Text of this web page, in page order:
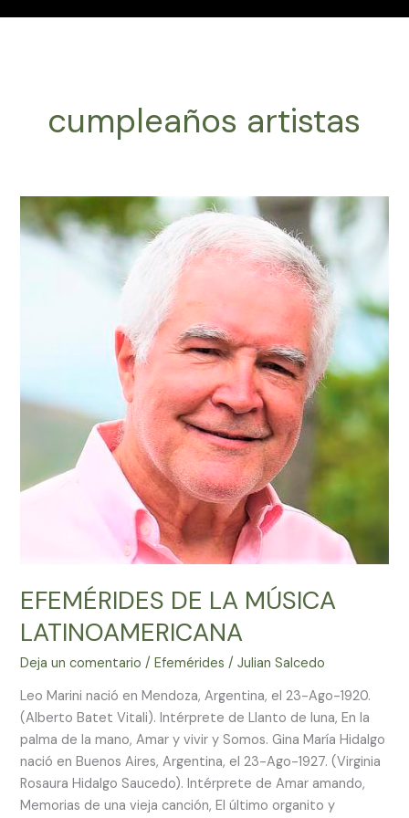
cumpleaños artistas
EFEMÉRIDES DE LA MÚSICA
LATINOAMERICANA
Deja un comentario /Efemérides /Julian Salcedo
Leo Marini nació en Mendoza, Argentina, el 23-Ago-1920.
(Alberto Batet Vitali). Intérprete de Llanto de luna, En la
palma de la mano, Amar y vivir y Somos. Gina María Hidalgo
nació en Buenos Aires, Argentina, el 23-Ago-1927. (Virginia
Rosaura Hidalgo Saucedo). Intérprete de Amar amando,
Memorias de una vieja canción, El último organito y
EFEMÉRIDES
DE
LATINOAMERICANA